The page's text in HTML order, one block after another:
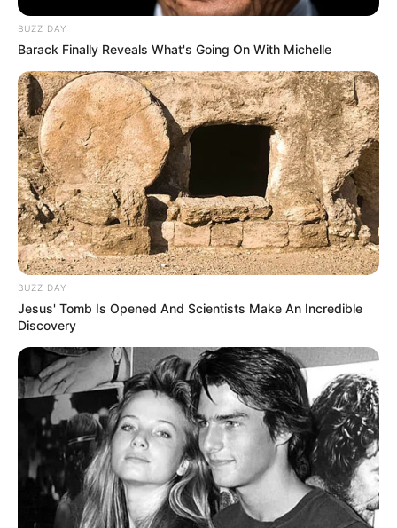
BUZZ DAY
Barack Finally Reveals What's Going On With Michelle
BUZZ DAY
Jesus' Tomb Is Opened And Scientists Make An Incredible
Discovery